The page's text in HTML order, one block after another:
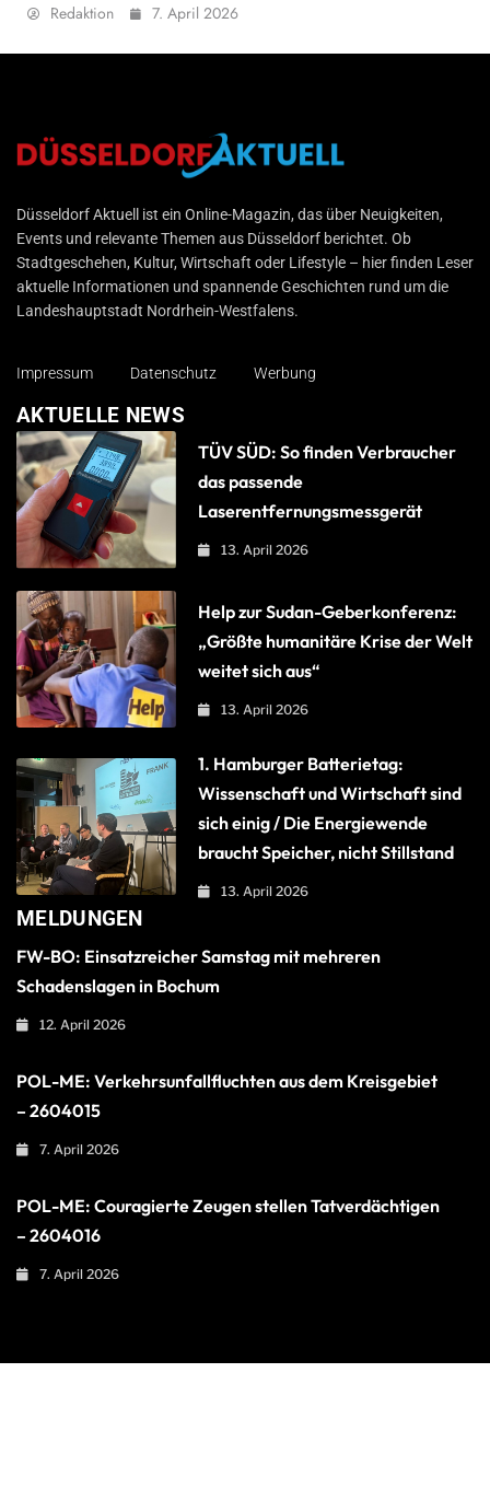
Redaktion 7. April 2026
Düsseldorf Aktuell
Düsseldorf Aktuell ist ein Online-Magazin, das über Neuigkeiten,
Events und relevante Themen aus Düsseldorf berichtet. Ob
Stadtgeschehen, Kultur, Wirtschaft oder Lifestyle – hier finden Leser
aktuelle Informationen und spannende Geschichten rund um die
Landeshauptstadt Nordrhein-Westfalens.
Impressum Datenschutz Werbung
AKTUELLE NEWS
TÜV SÜD: So finden Verbraucher
das passende
Laserentfernungsmessgerät
13. April 2026
Help zur Sudan-Geberkonferenz:
„Größte humanitäre Krise der Welt
weitet sich aus“
13. April 2026
1. Hamburger Batterietag:
Wissenschaft und Wirtschaft sind
sich einig / Die Energiewende
braucht Speicher, nicht Stillstand
13. April 2026
MELDUNGEN
FW-BO: Einsatzreicher Samstag mit mehreren
Schadenslagen in Bochum
12. April 2026
POL-ME: Verkehrsunfallfluchten aus dem Kreisgebiet
– 2604015
7. April 2026
POL-ME: Couragierte Zeugen stellen Tatverdächtigen
– 2604016
7. April 2026